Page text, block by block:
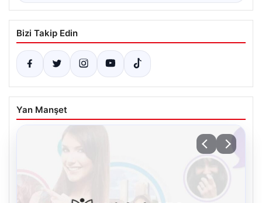
Bizi Takip Edin
Yan Manşet